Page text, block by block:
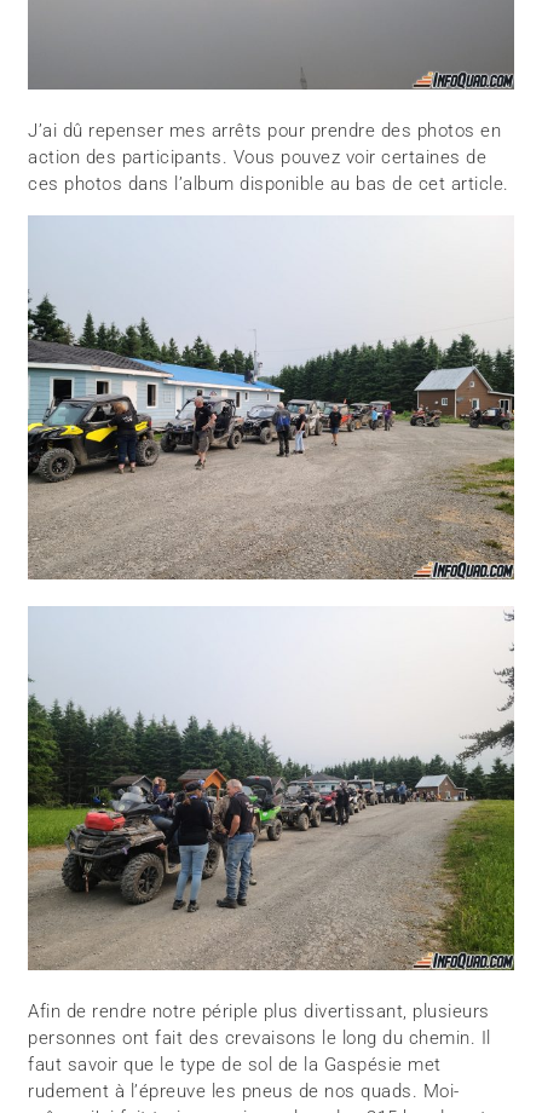
J’ai dû repenser mes arrêts pour prendre des photos en
action des participants. Vous pouvez voir certaines de
ces photos dans l’album disponible au bas de cet article.
Afin de rendre notre périple plus divertissant, plusieurs
personnes ont fait des crevaisons le long du chemin. Il
faut savoir que le type de sol de la Gaspésie met
rudement à l’épreuve les pneus de nos quads. Moi-